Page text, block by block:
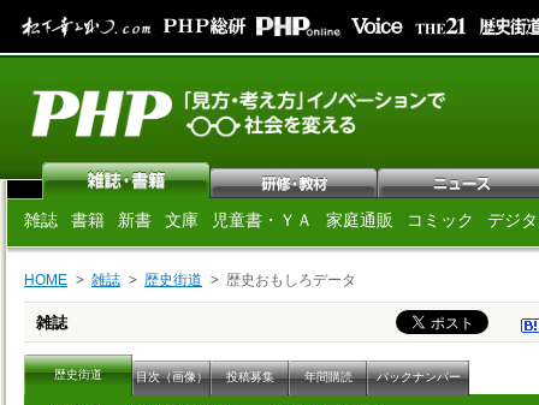
雑誌 書籍 新書 文庫 児童書・ＹＡ 家庭通販 コミック デジ
HOME 雑誌 歴史街道 歴史おもしろデータ
雑誌
歴史街道 目次（画像） 投稿募集 年間購読 バックナンバー